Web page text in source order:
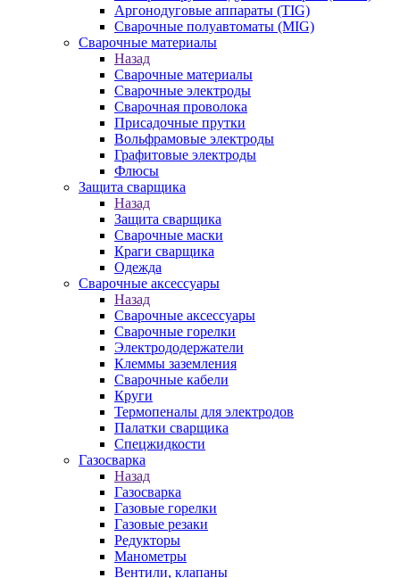
Аргонодуговые аппараты (TIG)
Сварочные полуавтоматы (MIG)
Сварочные материалы
Назад
Сварочные материалы
Сварочные электроды
Сварочная проволока
Присадочные прутки
Вольфрамовые электроды
Графитовые электроды
Флюсы
Защита сварщика
Назад
Защита сварщика
Сварочные маски
Краги сварщика
Одежда
Сварочные аксессуары
Назад
Сварочные аксессуары
Сварочные горелки
Электрододержатели
Клеммы заземления
Сварочные кабели
Круги
Термопеналы для электродов
Палатки сварщика
Спецжидкости
Газосварка
Назад
Газосварка
Газовые горелки
Газовые резаки
Редукторы
Манометры
Вентили, клапаны